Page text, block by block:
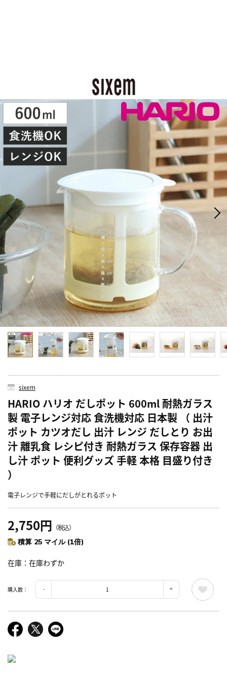
sixem
HARIO ハリオ だしポット 600ml 耐熱ガラス
製 電子レンジ対応 食洗機対応 日本製 （ 出汁
ポット カツオだし 出汁 レンジ だしとり お出
汁 離乳食 レシピ付き 耐熱ガラス 保存容器 出
し汁 ポット 便利グッズ 手軽 本格 目盛り付き
）
電子レンジで手軽にだしがとれるポット
2,750円 （税込）
積算 25 マイル (1倍)
在庫 在庫わずか
購入数：